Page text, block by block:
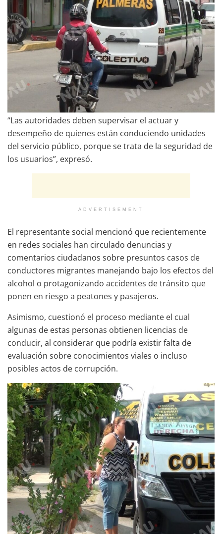
“Las autoridades deben supervisar el actuar y
desempeño de quienes están conduciendo unidades
del servicio público, porque se trata de la seguridad de
los usuarios”, expresó.
ADVERTISEMENT
El representante social mencionó que recientemente
en redes sociales han circulado denuncias y
comentarios ciudadanos sobre presuntos casos de
conductores migrantes manejando bajo los efectos del
alcohol o protagonizando accidentes de tránsito que
ponen en riesgo a peatones y pasajeros.
Asimismo, cuestionó el proceso mediante el cual
algunas de estas personas obtienen licencias de
conducir, al considerar que podría existir falta de
evaluación sobre conocimientos viales o incluso
posibles actos de corrupción.